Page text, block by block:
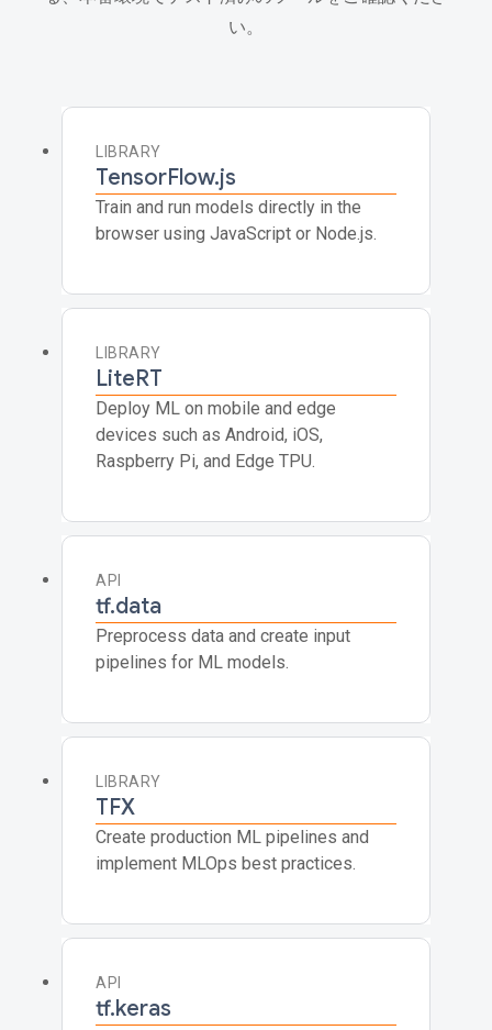
い。
LIBRARY
TensorFlow.js
Train and run models directly in the
browser using JavaScript or Node.js.
LIBRARY
LiteRT
Deploy ML on mobile and edge
devices such as Android, iOS,
Raspberry Pi, and Edge TPU.
API
tf.data
Preprocess data and create input
pipelines for ML models.
LIBRARY
TFX
Create production ML pipelines and
implement MLOps best practices.
API
tf.keras